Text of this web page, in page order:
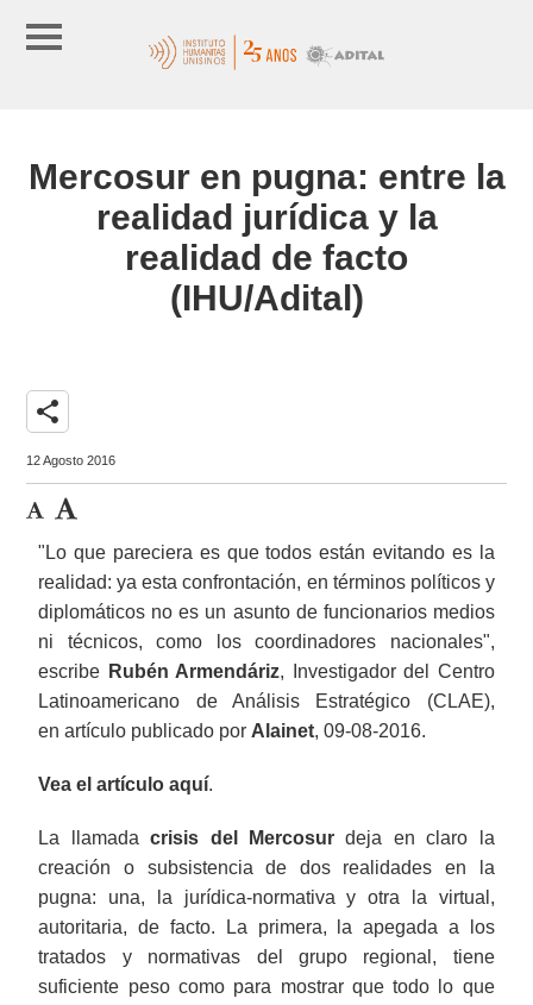
Mercosur en pugna: entre la
realidad jurídica y la
realidad de facto
(IHU/Adital)
share
12 Agosto 2016
" Lo que pareciera es que todos están evitando es la
realidad: ya esta confrontación, en términos políticos y
diplomáticos no es un asunto de funcionarios medios
ni técnicos, como los coordinadores nacionales",
escribe Rubén Armendáriz, Investigador del Centro
Latinoamericano de Análisis Estratégico (CLAE),
en artículo publicado por Alainet, 09-08-2016.
Vea el artículo aquí.
La llamadacrisis del Mercosur deja en claro la
creación o subsistencia de dos realidades en la
pugna: una, la jurídica-normativa y otra la virtual,
autoritaria, de facto. La primera, la apegada a los
tratados y normativas del grupo regional, tiene
suficiente peso como para mostrar que todo lo que